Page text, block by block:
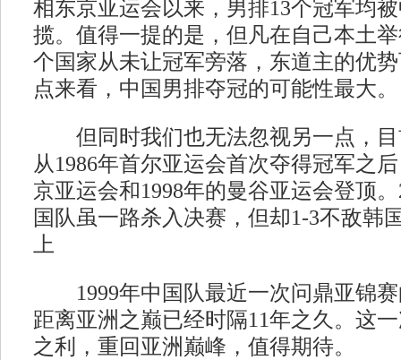
相东京亚运会以来，男排13个冠军均
揽。值得一提的是，但凡在自己本土
个国家从未让冠军旁落，东道主的优
点来看，中国男排夺冠的可能性最大。
但同时我们也无法忽视另一点，目
从1986年首尔亚运会首次夺得冠军之
京亚运会和1998年的曼谷亚运会登顶
国队虽一路杀入决赛，但却1-3不敌韩
上
1999年中国队最近一次问鼎亚锦赛
距离亚洲之巅已经时隔11年之久。这
之利，重回亚洲巅峰，值得期待。